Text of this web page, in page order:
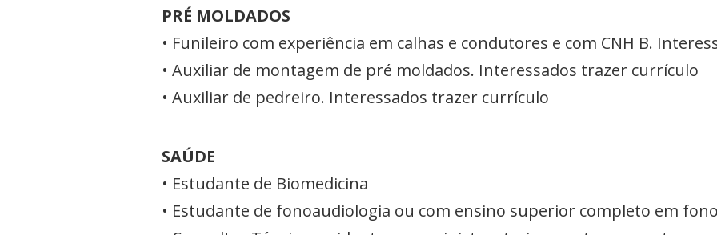
PRÉ MOLDADOS
• Funileiro com experiência em calhas e condutores e com CNH B.
• Auxiliar de montagem de pré moldados. Interessados trazer currículo
• Auxiliar de pedreiro. Interessados trazer currículo
SAÚDE
• Estudante de Biomedicina
• Estudante de fonoaudiologia ou com ensino superior completo em